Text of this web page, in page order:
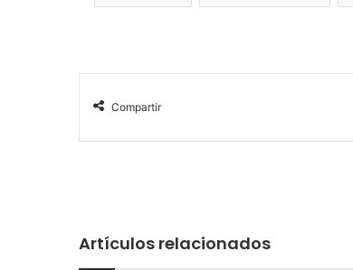
Compartir
Artículos relacionados